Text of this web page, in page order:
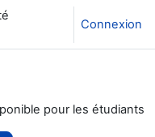
Connexion
pour les étudiants